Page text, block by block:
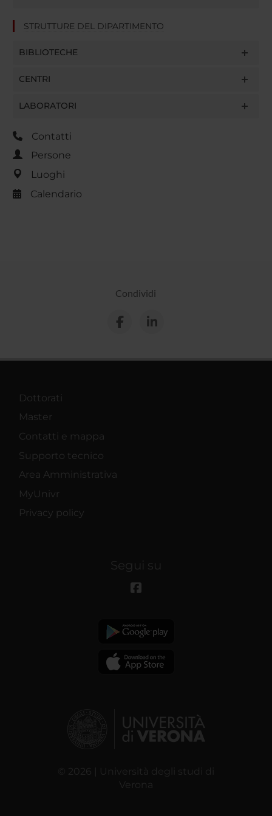
STRUTTURE DEL DIPARTIMENTO
BIBLIOTECHE
CENTRI
LABORATORI
Contatti
Persone
Luoghi
Calendario
Condividi
Dottorati
Master
Contatti e mappa
Supporto tecnico
Area Amministrativa
MyUnivr
Privacy policy
Segui su
© 2026 | Università degli studi di
Verona